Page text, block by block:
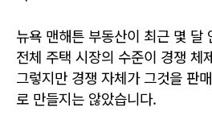
뉴욕 맨해튼 부동산이 최근 몇 달
전체 주택 시장의 수준이 경쟁 체
그렇지만 경쟁 자체가 그것을 판
로 만들지는 않았습니다.